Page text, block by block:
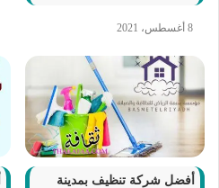
8 أغسطس، 2021
أفضل شركة تنظيف بمدينة